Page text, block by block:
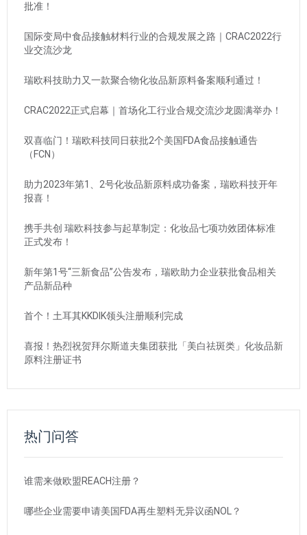
批准！
国际变局中食品接触材料行业的合规发展之路｜CRAC2022行
业交流沙龙
瑞欧科技助力又一款聚合物化妆品新原料备案顺利通过！
CRAC2022正式启幕｜首场化工行业合规交流沙龙圆满举办！
双喜临门！瑞欧科技同日获批2个美国FDA食品接触通告
（FCN）
助力2023年第1、2号化妆品新原料成功备案，瑞欧科技开年
报喜！
携手共创 瑞欧科技参与起草制定：化妆品七项功效团体标准
正式发布！
新年第1号“三新食品”公告发布，瑞欧助力企业获批食品相关
产品新品种
首个！土耳其KKDIK领头注册顺利完成
喜报！热烈祝贺拜尔斯道夫集团获批「美白祛斑类」化妆品新
原料注册证书
热门问答
谁需来做欧盟REACH注册？
哪些企业需要申请美国FDA再生塑料无异议函NOL？